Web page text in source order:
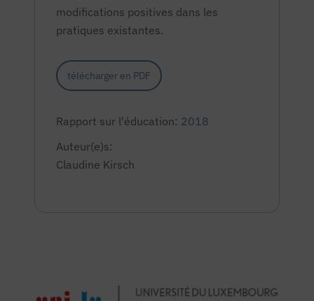
modifications positives dans les
pratiques existantes.
télécharger en PDF
Rapport sur l'éducation: 2018
Auteur(e)s:
Claudine Kirsch